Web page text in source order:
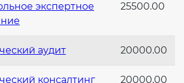
экспертное
25500.00
аудит 20000.00
консалтинг 20000.00